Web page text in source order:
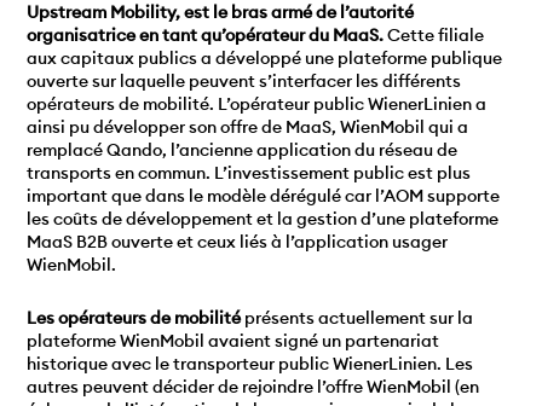
Upstream Mobility, est le bras armé de l’autorité
organisatrice en tant qu’opérateur du MaaS.Cette filiale
aux capitaux publics a développé une plateforme publique
ouverte sur laquelle peuvent s’interfacer les différents
opérateurs de mobilité. L’opérateur public WienerLinien a
ainsi pu développer son offre de MaaS, WienMobil qui a
remplacé Qando, l’ancienne application du réseau de
transports en commun. L’investissement public est plus
important que dans le modèle dérégulé car l’AOM supporte
les coûts de développement et la gestion d’une plateforme
MaaS B2B ouverte et ceux liés à l’application usager
WienMobil.
Les opérateurs de mobilitéprésents actuellement sur la
plateforme WienMobil avaient signé un partenariat
historique avec le transporteur public WienerLinien. Les
autres peuvent décider de rejoindre l’offre WienMobil (en